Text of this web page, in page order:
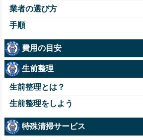
業者の選び方
手順
費用の目安
生前整理
生前整理とは？
生前整理をしよう
特殊清掃サービス